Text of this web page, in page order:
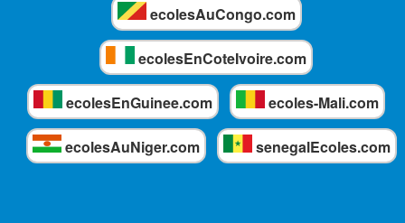
ecolesAuCongo.com
ecolesEnCoteIvoire.com
ecolesEnGuinee.com ecoles-Mali.com
ecolesAuNiger.com senegalEcoles.com